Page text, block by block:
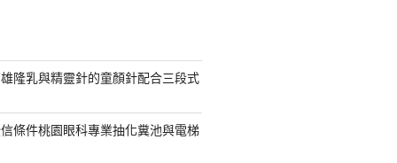
隆乳與精靈針的童顏針配合三段式
條件桃園眼科專業抽化糞池與電梯